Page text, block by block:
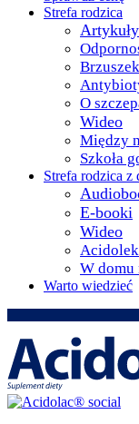
Strefa rodzica
Artykuły
O
Wideo
Między
Szkoła
Strefa rodzica z
E-booki
Wideo
W domu
Warto wiedzieć